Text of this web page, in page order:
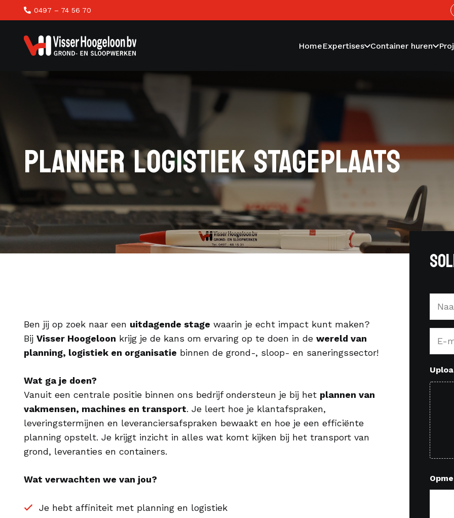
0497 – 74 56 70
HomeExpertises Container huren
PLANNER LOGISTIEK STAGEPLAATS
Ben jij op zoek naar een uitdagende stage waarin je echt impact kunt maken?
Bij Visser Hoogeloon krijg je de kans om ervaring op te doen in de wereld van
planning, logistiek en organisatie binnen de grond-, sloop- en saneringssector!
Wat ga je doen?
Vanuit een centrale positie binnen ons bedrijf ondersteun je bij het plannen van
vakmensen, machines en transport. Je leert hoe je klantafspraken,
leveringstermijnen en leveranciersafspraken bewaakt en hoe je een efficiënte
planning opstelt. Je krijgt inzicht in alles wat komt kijken bij het transport van
grond, leveranties en containers.
Wat verwachten we van jou?
Je hebt affiniteit met planning en logistiek